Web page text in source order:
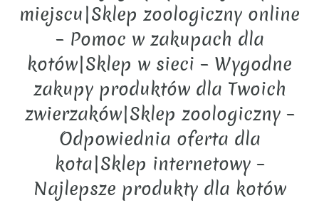
miejscu|Sklep zoologiczny online
– Pomoc w zakupach dla
kotów|Sklep w sieci – Wygodne
zakupy produktów dla Twoich
zwierzaków|Sklep zoologiczny –
Odpowiednia oferta dla
kota|Sklep internetowy –
Najlepsze produkty dla kotów